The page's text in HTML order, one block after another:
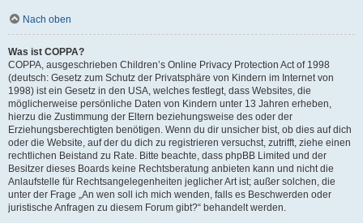
Nach oben
Was ist COPPA?
COPPA, ausgeschrieben Children’s Online Privacy Protection Act of 1998
(deutsch: Gesetz zum Schutz der Privatsphäre von Kindern im Internet von
1998) ist ein Gesetz in den USA, welches festlegt, dass Websites, die
möglicherweise persönliche Daten von Kindern unter 13 Jahren erheben,
hierzu die Zustimmung der Eltern beziehungsweise des oder der
Erziehungsberechtigten benötigen. Wenn du dir unsicher bist, ob dies auf dich
oder die Website, auf der du dich zu registrieren versuchst, zutrifft, ziehe einen
rechtlichen Beistand zu Rate. Bitte beachte, dass phpBB Limited und der
Besitzer dieses Boards keine Rechtsberatung anbieten kann und nicht die
Anlaufstelle für Rechtsangelegenheiten jeglicher Art ist; außer solchen, die
unter der Frage „An wen soll ich mich wenden, falls es Beschwerden oder
juristische Anfragen zu diesem Forum gibt?“ behandelt werden.